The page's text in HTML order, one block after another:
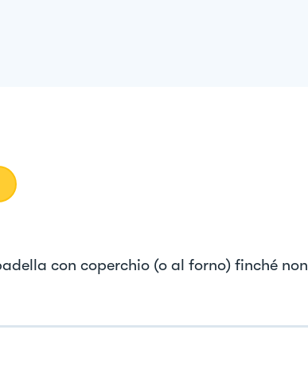
con coperchio (o al forno) finché non